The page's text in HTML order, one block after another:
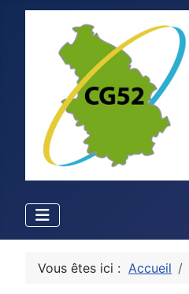
Vous êtes ici : Accueil